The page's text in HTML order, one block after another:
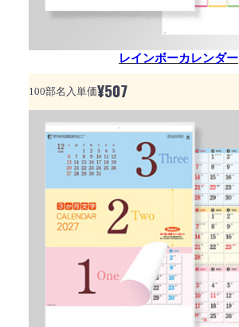
レインボーカレンダー
100部名入単価¥507